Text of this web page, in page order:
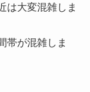
は大変混雑しま
帯が混雑しま